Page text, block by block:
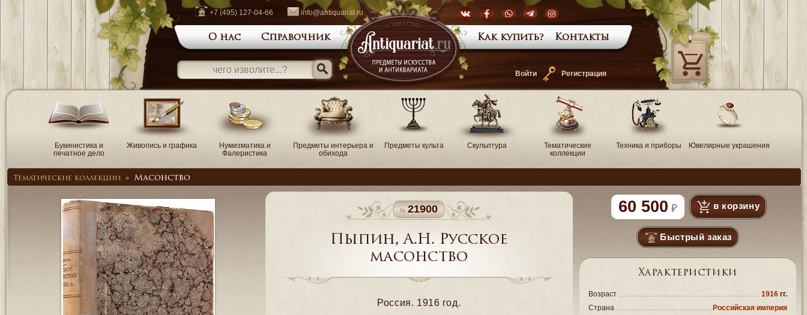
+7 (495) 127-04-66 info@antiquariat.ru
Войти Регистрация
О нас Справочник Как купить? Контакты
—
Букинистика и
печатное дело
Живопись и графика
Нумизматика и
Фалеристика
Предметы интерьера и
обихода
Предметы культа Скульптура
Тематические
коллекции
Техника и приборы Ювелирные украшения
Тематические коллекции » Масонство
21900
Пыпин, А.Н. Русское
масонство
Россия. 1916 год.
60 500 в корзину
Быстрый заказ
Характеристики
Возраст 1916 гг.
Страна
Российская империя